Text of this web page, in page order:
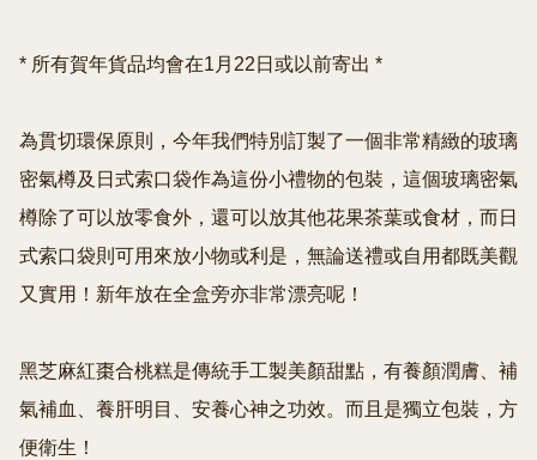
* 所有賀年貨品均會在1月22日或以前寄出 *
為貫切環保原則，今年我們特別訂製了一個非常精緻的玻璃
密氣樽及日式索口袋作為這份小禮物的包裝，這個玻璃密氣
樽除了可以放零食外，還可以放其他花果茶葉或食材，而日
式索口袋則可用來放小物或利是，無論送禮或自用都既美觀
又實用！新年放在全盒旁亦非常漂亮呢！
黑芝麻紅棗合桃糕是傳統手工製美顏甜點，有養顏潤膚、補
氣補血、養肝明目、安養心神之功效。而且是獨立包裝，方
便衛生！